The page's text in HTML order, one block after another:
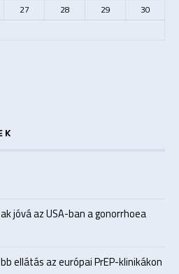
27 28 29
30
jóvá az USA-ban a gonorrhoea
ellátás az európai PrEP-klinikákon